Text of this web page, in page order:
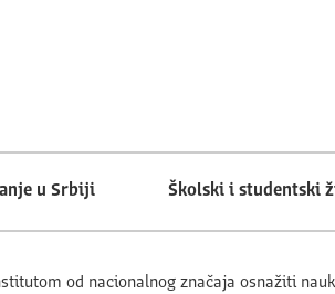
u Srbiji Školski i studentski
od nacionalnog značaja osnažiti